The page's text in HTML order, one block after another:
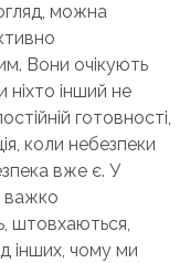
можна
Вони очікують
ніхто інший не
готовності,
коли небезпеки
вже є. У
важко
штовхаються,
інших, чому ми